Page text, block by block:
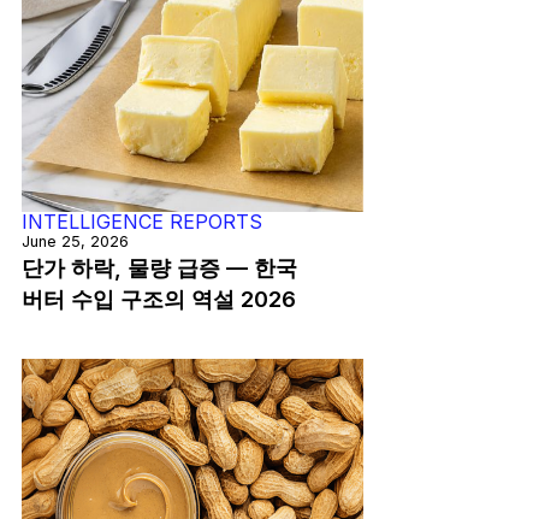
INTELLIGENCE REPORTS
June 25, 2026
단가 하락, 물량 급증 — 한국
버터 수입 구조의 역설 2026